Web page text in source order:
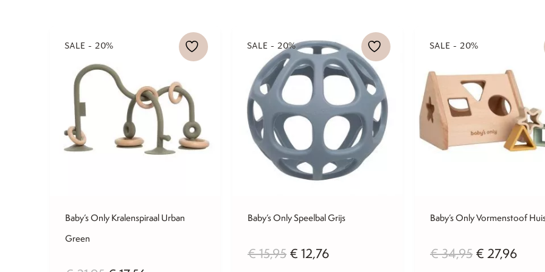
SALE - 20%
Baby’s Only Kralenspiraal Urban
Green
SALE - 20%
Baby’s Only Speelbal Grijs
€15,95 Oorspronkelijke
€ 12,76Huidige
SALE - 20%
Baby’s Only Vormenstoof
€34,95 € 27,96